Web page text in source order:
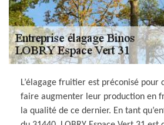
L’élagage fruitier est préconisé pour
faire augmenter leur production en
la qualité de ce dernier. En tant